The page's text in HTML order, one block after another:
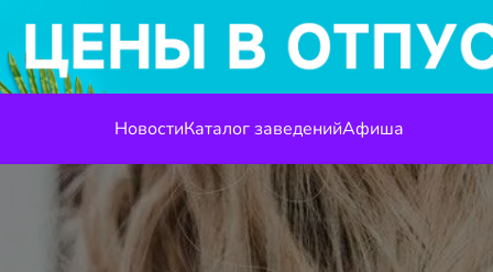
НовостиКаталог заведенийАфиша